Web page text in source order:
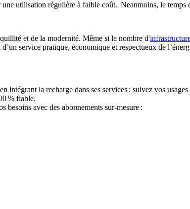
utilisation régulière à faible coût. Neanmoins, le
et de la modernité. Même si le nombre d'
service pratique, économique et respectueux de
en intégrant la recharge dans ses services : suivez vos
% fiable.
avec des abonnements sur-mesure :